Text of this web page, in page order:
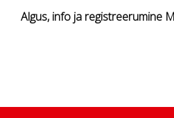
Algus, info ja registreerumine